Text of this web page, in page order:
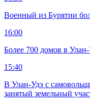
Военный из Бурятии
16:00
Более 700 домов в
15:40
В Улан-Удэ с
занятый земельный